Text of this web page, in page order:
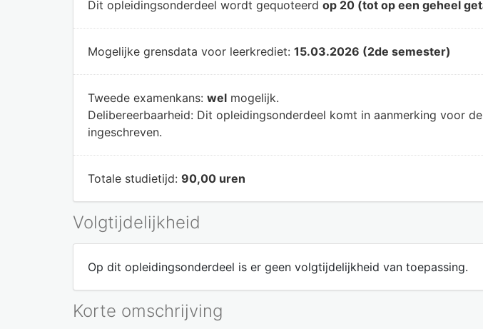
Dit opleidingsonderdeel wordt gequoteerd op 20 (tot op een geheel
Mogelijke grensdata voor leerkrediet: 15.03.2026 (2de semester)
Tweede examenkans: wel mogelijk.
Delibereerbaarheid: Dit opleidingsonderdeel komt in aanmerking voor
ingeschreven.
Totale studietijd: 90,00 uren
Volgtijdelijkheid
Op dit opleidingsonderdeel is er geen volgtijdelijkheid van toepassing.
Korte omschrijving